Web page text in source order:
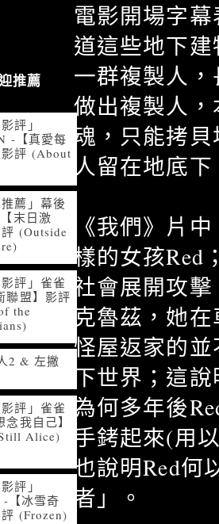
電影開場字
道這些地下
一群複製人
做出複製人
魂，只能拷
人留在地底
《我們》片
樣的女孩Red
社會展開攻
克魯茲，她
怪屋返家的並
下世界；這
為何多年後
手銬起來(用
也說明Red何
者」。
推薦
評」
-【真愛每
評 (About
推薦」幕後
末日激
(Outside
影評」雀雀
聯盟】影評
the
2 & 左撇
影評」雀雀
我自己】
Alice)
評」
-【冰雪奇
(Frozen)